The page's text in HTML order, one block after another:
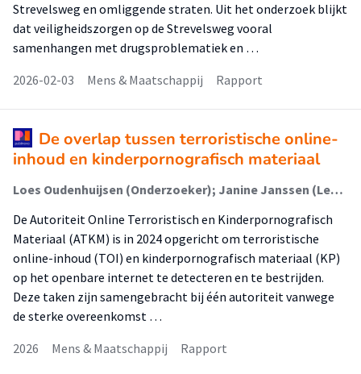
Strevelsweg en omliggende straten. Uit het onderzoek blijkt
dat veiligheidszorgen op de Strevelsweg vooral
samenhangen met drugsproblematiek en …
2026-02-03
Mens & Maatschappij Rapport
De overlap tussen terroristische online-
inhoud en kinderpornografisch materiaal
Loes Oudenhuijsen (Onderzoeker); Janine Janssen (Lector)
De Autoriteit Online Terroristisch en Kinderpornografisch
Materiaal (ATKM) is in 2024 opgericht om terroristische
online-inhoud (TOI) en kinderpornografisch materiaal (KP)
op het openbare internet te detecteren en te bestrijden.
Deze taken zijn samengebracht bij één autoriteit vanwege
de sterke overeenkomst …
2026
Mens & Maatschappij Rapport